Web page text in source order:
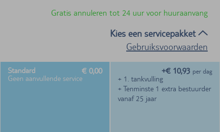
Gratis annuleren tot 24 uur voor huuraanvang
Kies een servicepakket
Gebruiksvoorwaarden
Standard
Geen aanvullende service
€ 0,00
+ 1. tankvulling
+ Tenminste 1 extra bestuurder
vanaf 25 jaar
+€ 10,93 per dag